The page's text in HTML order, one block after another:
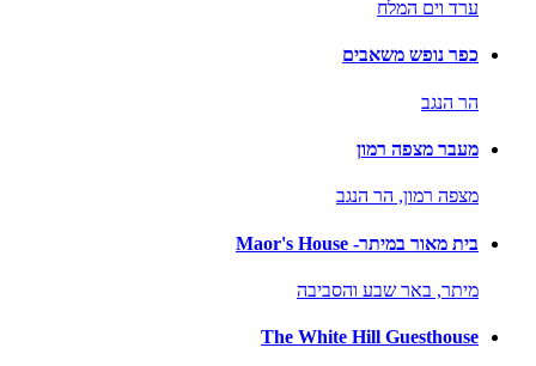
ערד וים המלח
כפר נופש משאבים
הר הנגב
מעבר מצפה רמון
מצפה רמון, הר הנגב
בית מאור במיתר- Maor's House
מיתר, באר שבע והסביבה
The White Hill Guesthouse